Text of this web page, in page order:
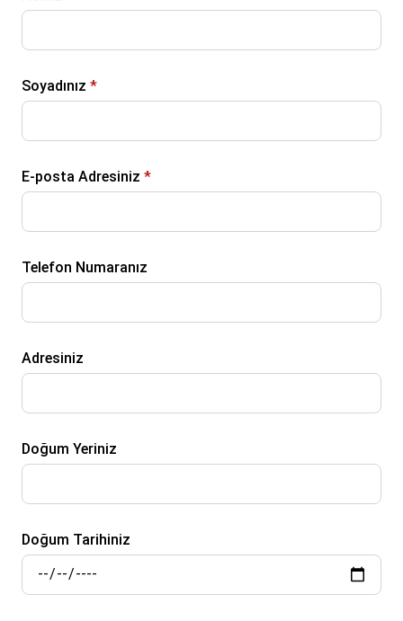
Soyadınız *
E-posta Adresiniz *
Telefon Numaranız
Adresiniz
Doğum Yeriniz
Doğum Tarihiniz